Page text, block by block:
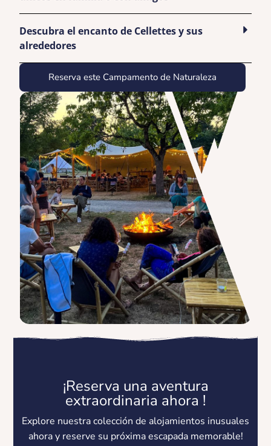
Descubra el encanto de Cellettes y sus
alrededores
Reserva este Campamento de Naturaleza
¡Reserva una aventura
extraordinaria ahora !
Explore nuestra colección de alojamientos inusuales
ahora y reserve su próxima escapada memorable!